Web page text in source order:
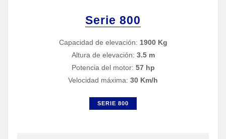
Serie 800
Capacidad de elevación: 1900 Kg
Altura de elevación: 3.5 m
Potencia del motor: 57 hp
Velocidad máxima: 30 Km/h
SERIE 800